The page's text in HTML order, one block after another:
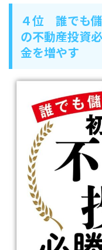
４位 誰でも
の不動産投資
金を増やす